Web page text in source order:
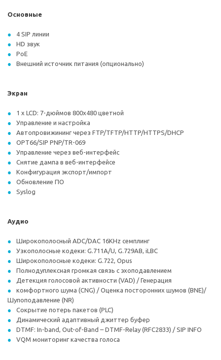
Основные
4 SIP линии
HD звук
PoE
Внешний источник питания (опционально)
Экран
1 x LCD: 7-дюймов 800x480 цветной
Управление и настройка
Автопровижининг через FTP/TFTP/HTTP/HTTPS/DHCP
OPT66/SIP PNP/TR-069
Управление через веб-интерфейс
Снятие дампа в веб-интерфейсе
Конфигурация экспорт/импорт
Обновление ПО
Syslog
Аудио
Широкополосный ADC/DAC 16KHz семплинг
Узкополосные кодеки: G.711A/U, G.729AB, iLBC
Широкополосные кодеки: G.722, Opus
Полнодуплексная громкая связь с эхоподавлением
Детекция голосовой активности (VAD) / Генерация
комфортного шума (CNG) / Оценка посторонних шумов (BNE)/
Шупоподавление (NR)
Сокрытие потерь пакетов (PLC)
Динамический адаптивный джиттер буфер
DTMF: In-band, Out-of-Band – DTMF-Relay (RFC2833) / SIP INFO
VQM мониторинг качества голоса